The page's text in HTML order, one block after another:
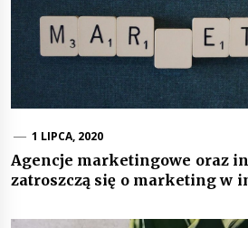
1 LIPCA, 2020
Agencje marketingowe oraz
zatroszczą się o marketing w